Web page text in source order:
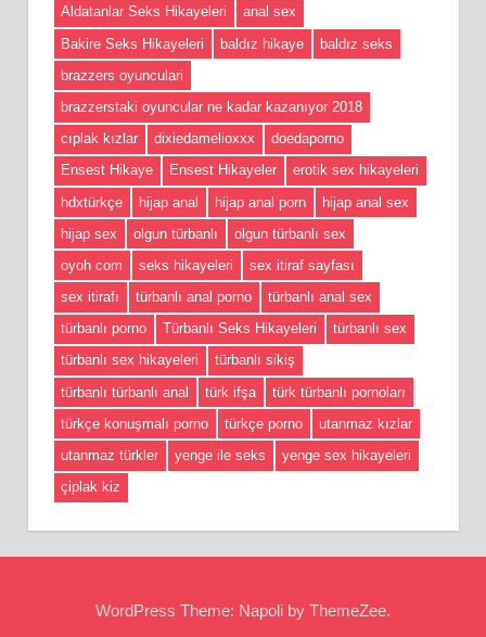
Aldatanlar Seks Hikayeleri
anal sex
Bakire Seks Hikayeleri
baldız hikaye
baldız seks
brazzers oyunculari
brazzerstaki oyuncular ne kadar kazanıyor 2018
cıplak kızlar
dixiedamelioxxx
doedaporno
Ensest Hikaye
Ensest Hikayeler
erotik sex hikayeleri
hdxtürkçe
hijap anal hijap anal porn
hijap anal sex
hijap sex
olgun türbanlı
olgun türbanlı sex
oyoh com
seks hikayeleri
sex itiraf sayfası
sex itirafı
türbanlı anal porno
türbanlı anal sex
türbanlı porno
Türbanlı Seks Hikayeleri
türbanlı sex
türbanlı sex hikayeleri
türbanlı sikiş
türbanlı türbanlı anal
türk ifşa
türk türbanlı pornoları
türkçe konuşmalı porno
türkçe porno
utanmaz kızlar
utanmaz türkler
yenge ile seks
yenge sex hikayeleri
çiplak kiz
WordPress Theme: Napoli by ThemeZee.